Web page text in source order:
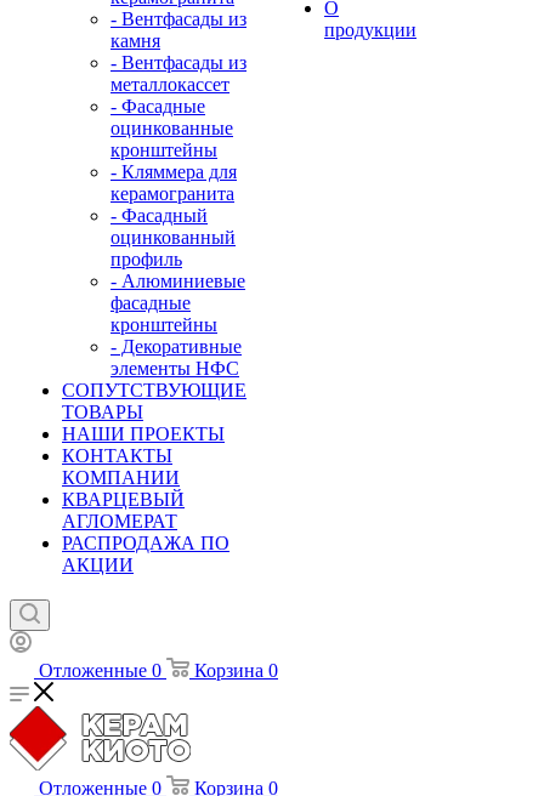
- Вентфасады из
камня
- Вентфасады из
металлокассет
- Фасадные
оцинкованные
кронштейны
- Кляммера для
керамогранита
- Фасадный
оцинкованный
профиль
- Алюминиевые
фасадные
кронштейны
- Декоративные
элементы НФС
СОПУТСТВУЮЩИЕ
ТОВАРЫ
НАШИ ПРОЕКТЫ
КОНТАКТЫ
КОМПАНИИ
КВАРЦЕВЫЙ
АГЛОМЕРАТ
РАСПРОДАЖА ПО
АКЦИИ
О
продукции
Отложенные 0 Корзина 0
Отложенные 0 Корзина 0